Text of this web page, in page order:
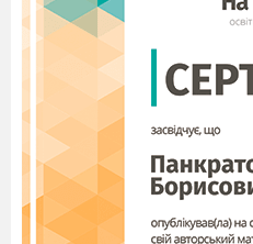
•Tetra Pak
– це
поліетилену, картону
слід ретельно вимити
Поліетилен:
рукавички, стрейч-
та складіть у такий же
•Пластик. Всього
пластику, 5 з них
Аби зрозуміти, до
пластикова річ, слід